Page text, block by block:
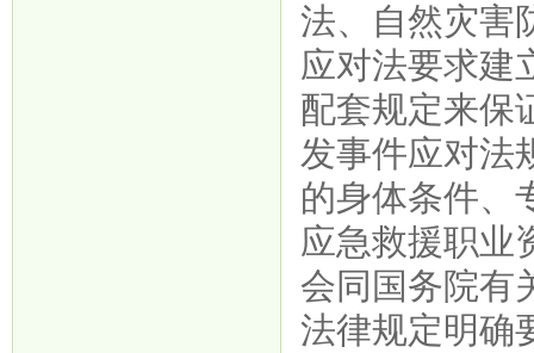
法、自然灾害
应对法要求建
配套规定来保
发事件应对法
的身体条件、
应急救援职业
会同国务院有
法律规定明确